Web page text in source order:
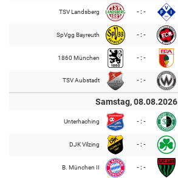
TSV Landsberg - : -
SpVgg Bayreuth - : -
1860 München - : -
TSV Aubstadt - : -
Samstag, 08.08.2026
Unterhaching - : -
DJK Vilzing - : -
B. München II - : -